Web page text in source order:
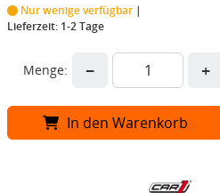
Nur wenige verfügbar
Lieferzeit: 1-2 Tage
Menge: − +
In den Warenkorb